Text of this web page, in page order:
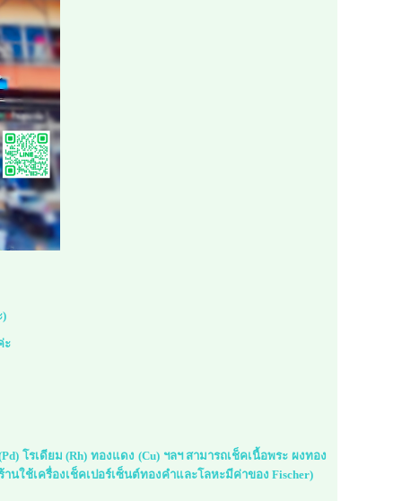
ะ
โรเดียม (Rh) ทองแดง (Cu) ฯลฯ สามารถเช็คเนื้อพระ ผงทอง
นใช้เครื่องเช็คเปอร์เซ็นต์ทองคำและโลหะมีค่าของ Fischer)